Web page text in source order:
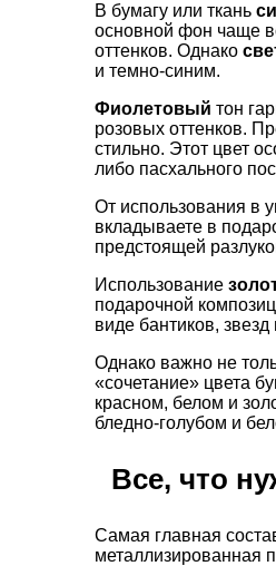
В бумагу или ткань
основной фон чаще
оттенков. Однако
и темно-синим.
Фиолетовый тон
розовых оттенков.
стильно. Этот цвет
либо пасхального
От использования в
вкладываете в
предстоящей
Использование
подарочной
виде бантиков,
Однако важно не
«сочетание» цвета
красном, белом и
бледно-голубом и
Все, что
Самая главная
металлизированная